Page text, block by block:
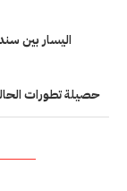
اليسار بين
حصيلة تطورات الحالة